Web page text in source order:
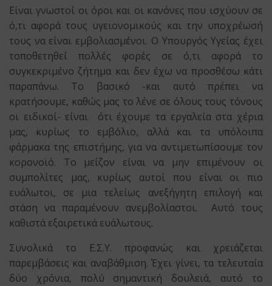
Είναι γνωστοί οι όροι και οι κανόνες που ισχύουν σε
ό,τι αφορά τους υγειονομικούς και την υποχρέωσή
τους να είναι εμβολιασμένοι. Ο Υπουργός Υγείας έχει
τοποθετηθεί πολλές φορές σε ό,τι αφορά το
συγκεκριμένο ζήτημα και δεν έχω να προσθέσω κάτι
παραπάνω. Το βασικό -και αυτό πρέπει να
κρατήσουμε, καθώς μας το λένε σε όλους τους τόνους
οι ειδικοί- είναι ότι έχουμε τα εργαλεία στα χέρια
μας, κυρίως το εμβόλιο, αλλά και τα υπόλοιπα
φάρμακα της επιστήμης, για να αντιμετωπίσουμε τον
κορονοϊό. Το μείζον είναι να μην επιμένουν οι
συμπολίτες μας, κυρίως αυτοί που είναι οι πιο
ευάλωτοι, σε μια τελείως ανεξήγητη επιλογή και
στάση να παραμένουν ανεμβολίαστοι. Αυτό τους
καθιστά εξαιρετικά ευάλωτους.
Συνολικά το Ε.Σ.Υ. προφανώς και χρειάζεται
παρεμβάσεις και αναβάθμιση. Έχει γίνει, τα τελευταία
δύο χρόνια, πολύ σημαντική δουλειά, αυτό το